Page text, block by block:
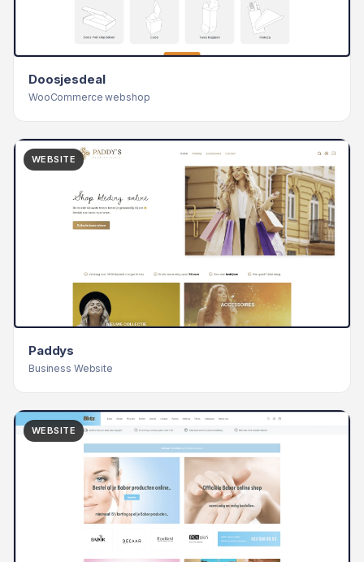
Doosjesdeal
WooCommerce webshop
WEBSITE
Paddys
Business Website
WEBSITE